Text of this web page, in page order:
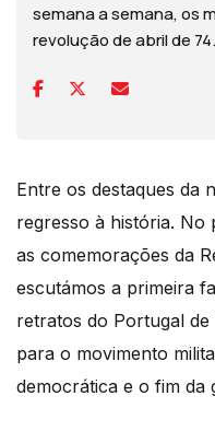
semana a semana, os
revolução de abril de 74.
Entre os destaques da
regresso à história. No
as comemorações da
escutámos a primeira
retratos do Portugal
para o movimento
democrática e o fim da